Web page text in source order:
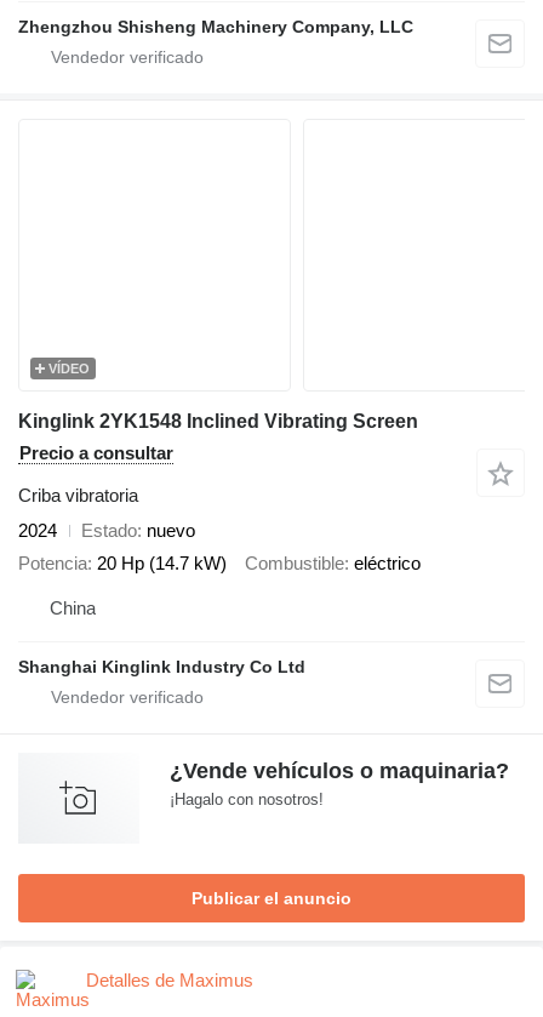
Zhengzhou Shisheng Machinery Company, LLC
VÍDEO
Kinglink 2YK1548 Inclined Vibrating Screen
Precio a consultar
Criba vibratoria
2024
Estado nuevo
Potencia 20 Hp (14.7 kW) Combustible eléctrico
China
Shanghai Kinglink Industry Co Ltd
¿Vende vehículos o maquinaria?
¡Hagalo con nosotros!
Publicar el anuncio
Detalles de Maximus